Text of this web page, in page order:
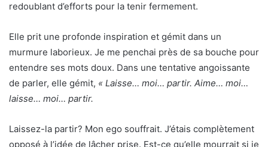
redoublant d’efforts pour la tenir fermement.
Elle prit une profonde inspiration et gémit dans un
murmure laborieux. Je me penchai près de sa bouche pour
entendre ses mots doux. Dans une tentative angoissante
de parler, elle gémit, « Laisse… moi… partir. Aime… moi…
laisse… moi… partir.
Laissez-la partir? Mon ego souffrait. J’étais complètement
opposé à l’idée de lâcher prise. Est-ce qu’elle mourrait si je